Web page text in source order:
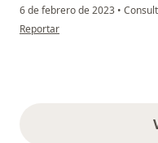
6 de febrero de 2023 •
en opinión del usuario Johanna
Reportar